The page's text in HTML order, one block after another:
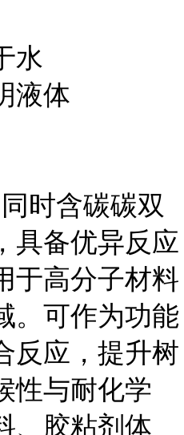
水
液体
时含碳碳双
具备优异反应
于高分子材料
。可作为功能
反应，提升树
性与耐化学
、胶粘剂体